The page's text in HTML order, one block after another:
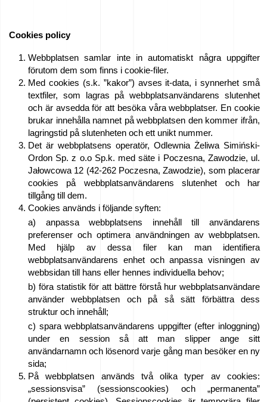
Kontakt
Begäran
förslag
Cookies policy
Webbplatsen samlar inte in automatiskt några uppgifter
förutom dem som finns i cookie-filer.
Med cookies (s.k. ”kakor”) avses it-data, i synnerhet små
textfiler, som lagras på webbplatsanvändarens slutenhet
och är avsedda för att besöka våra webbplatser. En cookie
brukar innehålla namnet på webbplatsen den kommer ifrån,
lagringstid på slutenheten och ett unikt nummer.
Det är webbplatsens operatör, Odlewnia Żeliwa Simiński-
Ordon Sp. z o.o Sp.k. med säte i Poczesna, Zawodzie, ul.
Jałowcowa 12 (42-262 Poczesna, Zawodzie), som placerar
cookies på webbplatsanvändarens slutenhet och har
tillgång till dem.
Cookies används i följande syften:
a) anpassa webbplatsens innehåll till användarens
preferenser och optimera användningen av webbplatsen.
Med hjälp av dessa filer kan man identifiera
webbplatsanvändarens enhet och anpassa visningen av
webbsidan till hans eller hennes individuella behov;
b) föra statistik för att bättre förstå hur webbplatsanvändare
använder webbplatsen och på så sätt förbättra dess
struktur och innehåll;
c) spara webbplatsanvändarens uppgifter (efter inloggning)
under en session så att man slipper ange sitt
användarnamn och lösenord varje gång man besöker en ny
sida;
På webbplatsen används två olika typer av cookies:
„sessionsvisa” (sessionscookies) och „permanenta”